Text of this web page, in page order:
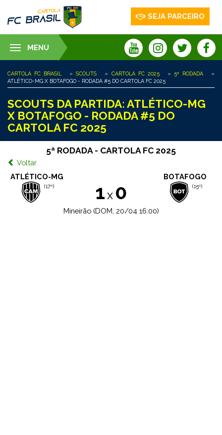
SEJA PARCEIRO
Toggle
navigation
MENU
CARTOLA FC BRASIL »SCOUTS » CARTOLA FC 2025 » 5ª RODADA
»
ATLÉTICO-MG X BOTAFOGO - RODADA #5 DO CARTOLA FC 2025
SCOUTS DA PARTIDA: ATLÉTICO-MG
X BOTAFOGO - RODADA #5 DO
CARTOLA FC 2025
5ª RODADA - CARTOLA FC 2025
Voltar
ATLÉTICO-MG
(17º) 1x 0
BOTAFOGO
(15º)
Mineirão (DOM, 20/04 16:00)